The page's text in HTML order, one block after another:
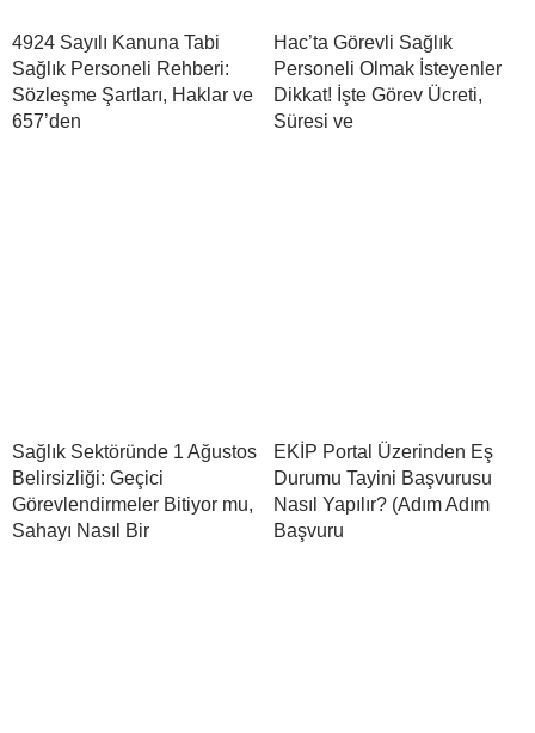
4924 Sayılı Kanuna Tabi
Sağlık Personeli Rehberi:
Sözleşme Şartları, Haklar ve
657’den
Hac’ta Görevli Sağlık
Personeli Olmak İsteyenler
Dikkat! İşte Görev Ücreti,
Süresi ve
Sağlık Sektöründe 1 Ağustos
Belirsizliği: Geçici
Görevlendirmeler Bitiyor mu,
Sahayı Nasıl Bir
EKİP Portal Üzerinden Eş
Durumu Tayini Başvurusu
Nasıl Yapılır? (Adım Adım
Başvuru